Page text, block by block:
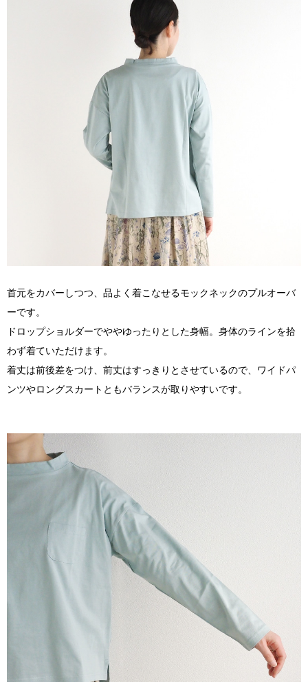
首元をカバーしつつ、品よく着こなせるモックネックのプルオーバ
ーです。
ドロップショルダーでややゆったりとした身幅。身体のラインを拾
わず着ていただけます。
着丈は前後差をつけ、前丈はすっきりとさせているので、ワイドパ
ンツやロングスカートともバランスが取りやすいです。